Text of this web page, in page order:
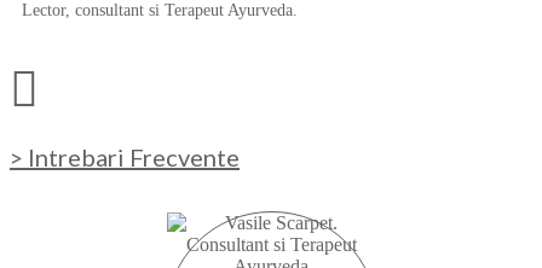
Lector, consultant si Terapeut Ayurveda.
> Intrebari Frecvente